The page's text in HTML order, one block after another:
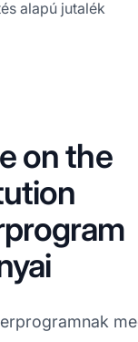
alapú jutalék
on the